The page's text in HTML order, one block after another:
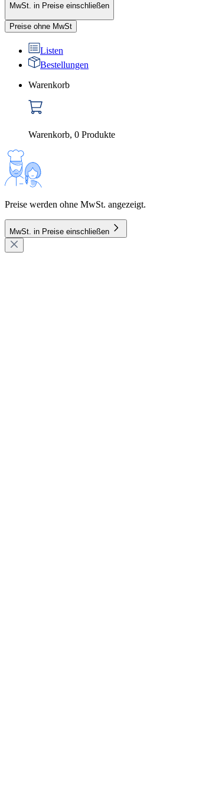
MwSt. in Preise einschließen
Preise ohne MwSt
Listen
Bestellungen
Warenkorb
Warenkorb, 0 Produkte
Preise werden ohne MwSt. angezeigt.
MwSt. in Preise einschließen